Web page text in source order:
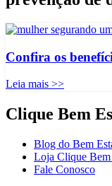
Confira os
Leia mais >>
Clique Bem
Blog do Bem
Loja Clique Bem
Fale Conosco